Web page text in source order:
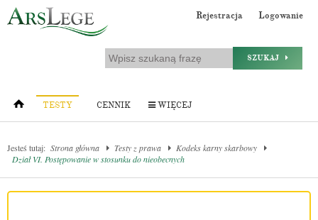
Rejestracja Logowanie
SZUKAJ
TESTY CENNIK WIĘCEJ
Jesteś tutaj: Strona główna Testy z prawa
Kodeks karny skarbowy
Dział VI. Postępowanie w stosunku do nieobecnych